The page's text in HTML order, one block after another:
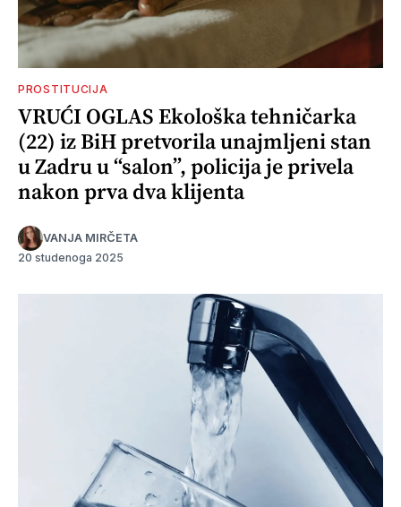
PROSTITUCIJA
VRUĆI OGLAS Ekološka tehničarka
(22) iz BiH pretvorila unajmljeni stan
u Zadru u “salon”, policija je privela
nakon prva dva klijenta
VANJA MIRČETA
20 studenoga 2025